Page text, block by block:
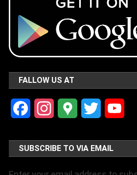
FALLOW US AT
FacebookInstagramGoogle Twitter
SUBSCRIBE TO VIA EMAIL